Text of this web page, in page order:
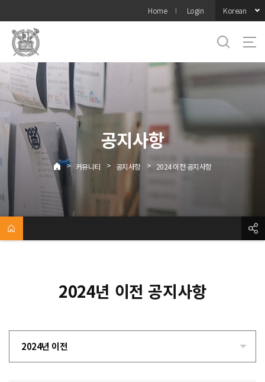
메뉴
Home Login Korean
공지사항
> 커뮤니티 > 공지사항 > 2024 이전 공지사항
2024년 이전 공지사항
2024년 이전